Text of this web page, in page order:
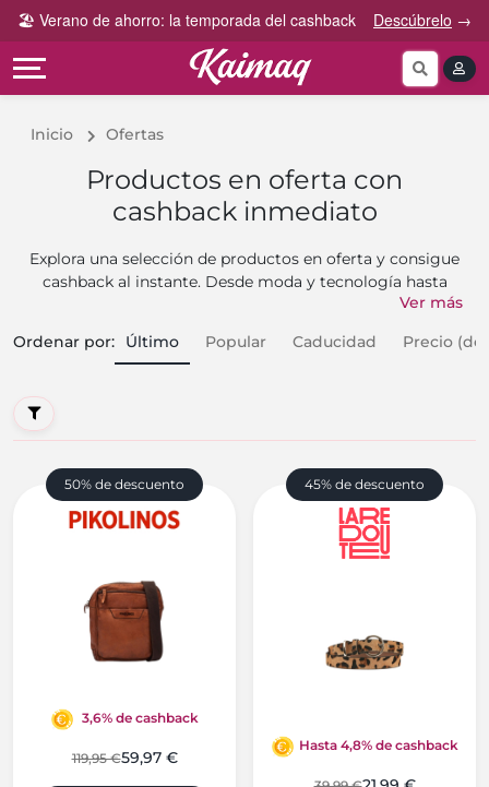
🏖️ Verano de ahorro: la temporada del cashback Descúbrelo →
Categorías
por
Tiendas
categoría
Gana
más
y
Comparte
Guía
rápida
funciona
Preguntas
frecuentes
Contáctanos
Inicio Ofertas
Productos en oferta con
cashback inmediato
Explora una selección de productos en oferta y consigue
cashback al instante. Desde moda y tecnología hasta
artículos para el hogar, cada compra te devuelve dinero
producto que te interesa, completar tu pedido y listo: el
Ver más
Ordenar por: Último Popular Caducidad Precio
50% de descuento
3,6% de cashback
119,95 €59,97 €
45% de descuento
Hasta 4,8% de cashback